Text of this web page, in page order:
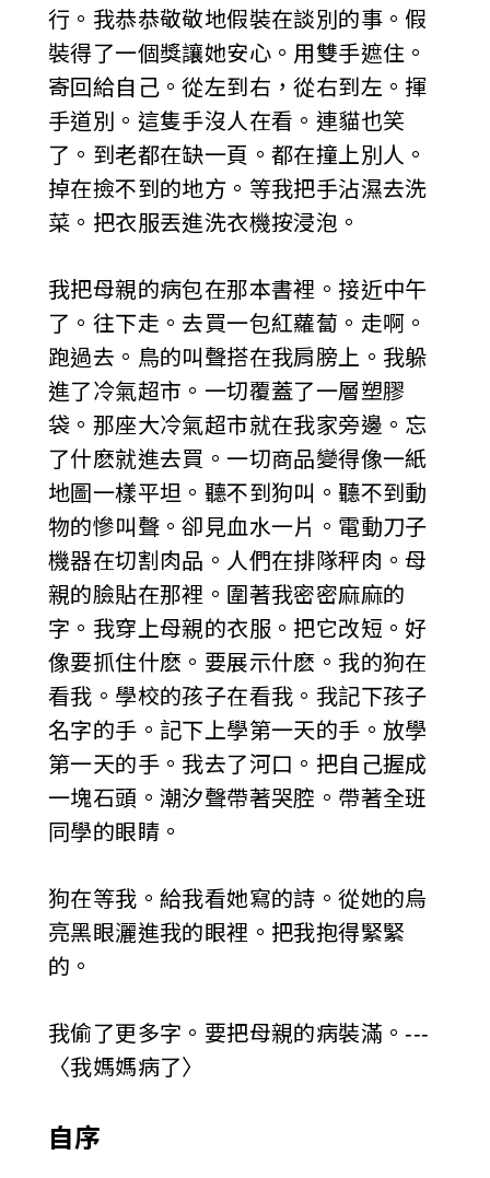
行。我恭恭敬敬地假裝在談別的事。假
裝得了一個獎讓她安心。用雙手遮住。
寄回給自己。從左到右，從右到左。揮
手道別。這隻手沒人在看。連貓也笑
了。到老都在缺一頁。都在撞上別人。
掉在撿不到的地方。等我把手沾濕去洗
菜。把衣服丟進洗衣機按浸泡。
我把母親的病包在那本書裡。接近中午
了。往下走。去買一包紅蘿蔔。走啊。
跑過去。鳥的叫聲搭在我肩膀上。我躲
進了冷氣超市。一切覆蓋了一層塑膠
袋。那座大冷氣超市就在我家旁邊。忘
了什麽就進去買。一切商品變得像一紙
地圖一樣平坦。聽不到狗叫。聽不到動
物的慘叫聲。卻見血水一片。電動刀子
機器在切割肉品。人們在排隊秤肉。母
親的臉貼在那裡。圍著我密密麻麻的
字。我穿上母親的衣服。把它改短。好
像要抓住什麽。要展示什麽。我的狗在
看我。學校的孩子在看我。我記下孩子
名字的手。記下上學第一天的手。放學
第一天的手。我去了河口。把自己握成
一塊石頭。潮汐聲帶著哭腔。帶著全班
同學的眼睛。
狗在等我。給我看她寫的詩。從她的烏
亮黑眼灑進我的眼裡。把我抱得緊緊
的。
我偷了更多字。要把母親的病裝滿。---
〈我媽媽病了〉
自序